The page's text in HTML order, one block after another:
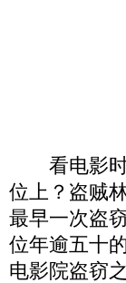
看电影时
位上？盗贼
最早一次盗
位年逾五十
电影院盗窃之